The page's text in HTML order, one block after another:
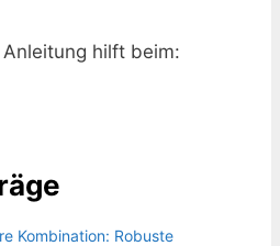
hilft beim:
Kombination: Robuste